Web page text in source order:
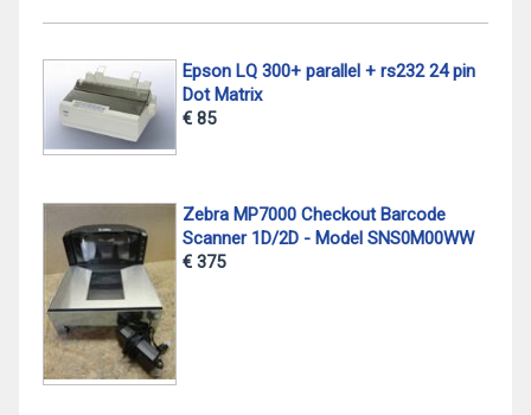
Epson LQ 300+ parallel + rs232 24 pin
Dot Matrix
€ 85
Zebra MP7000 Checkout Barcode
Scanner 1D/2D - Model SNS0M00WW
€ 375